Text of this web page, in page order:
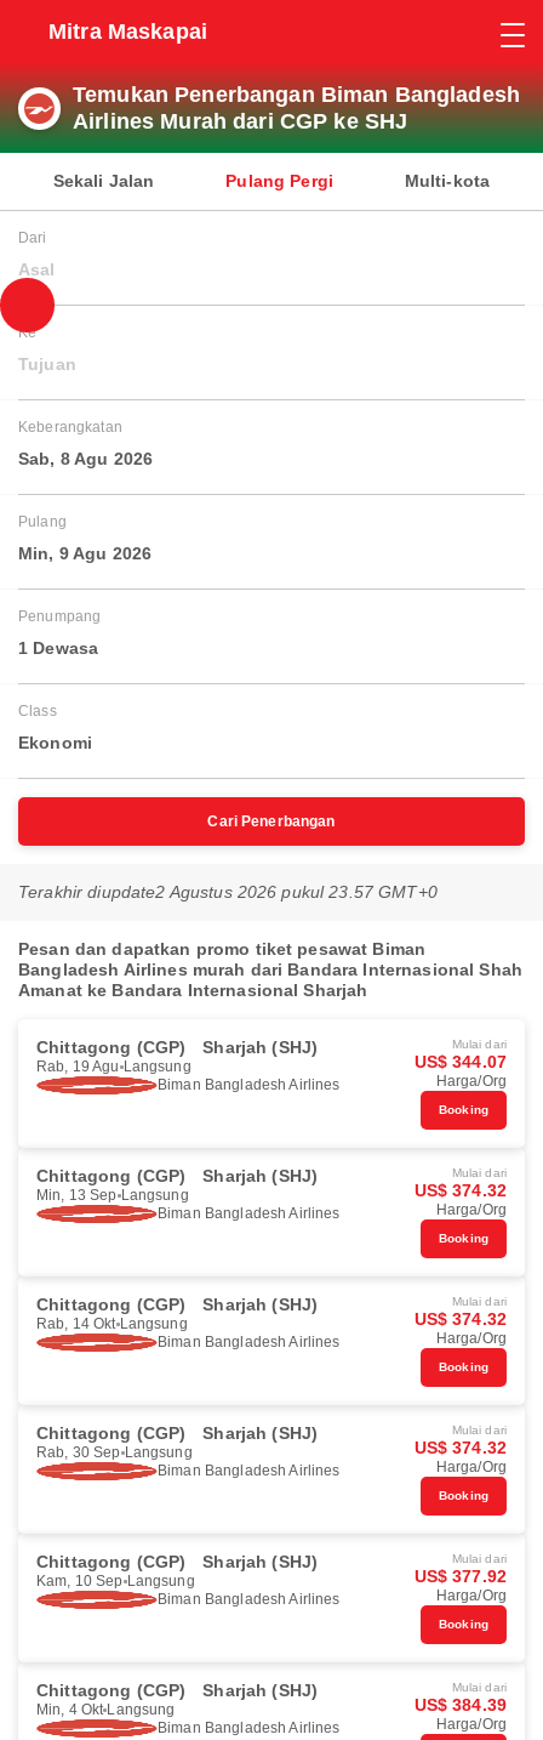
Mitra Maskapai
Temukan Penerbangan Biman Bangladesh
Airlines Murah dari CGP ke SHJ
Sekali Jalan Pulang Pergi Multi-kota
Dari
Asal
Ke
Tujuan
Keberangkatan
Sab, 8 Agu 2026
Pulang
Min, 9 Agu 2026
Penumpang
1 Dewasa
Class
Ekonomi
Cari Penerbangan
Terakhir diupdate2 Agustus 2026 pukul 23.57 GMT+0
Pesan dan dapatkan promo tiket pesawat Biman
Bangladesh Airlines murah dari Bandara Internasional Shah
Amanat ke Bandara Internasional Sharjah
Chittagong (CGP) Sharjah (SHJ)
Rab, 19 Agu Langsung
Biman Bangladesh Airlines
Mulai dari
US$ 344.07
Harga/Org
Booking
Chittagong (CGP) Sharjah (SHJ)
Min, 13 Sep Langsung
Biman Bangladesh Airlines
Mulai dari
US$ 374.32
Harga/Org
Booking
Chittagong (CGP) Sharjah (SHJ)
Rab, 14 Okt Langsung
Biman Bangladesh Airlines
Mulai dari
US$ 374.32
Harga/Org
Booking
Chittagong (CGP) Sharjah (SHJ)
Rab, 30 Sep Langsung
Biman Bangladesh Airlines
Mulai dari
US$ 374.32
Harga/Org
Booking
Chittagong (CGP) Sharjah (SHJ)
Kam, 10 Sep Langsung
Biman Bangladesh Airlines
Mulai dari
US$ 377.92
Harga/Org
Booking
Chittagong (CGP) Sharjah (SHJ)
Min, 4 Okt Langsung
Biman Bangladesh Airlines
Mulai dari
US$ 384.39
Harga/Org